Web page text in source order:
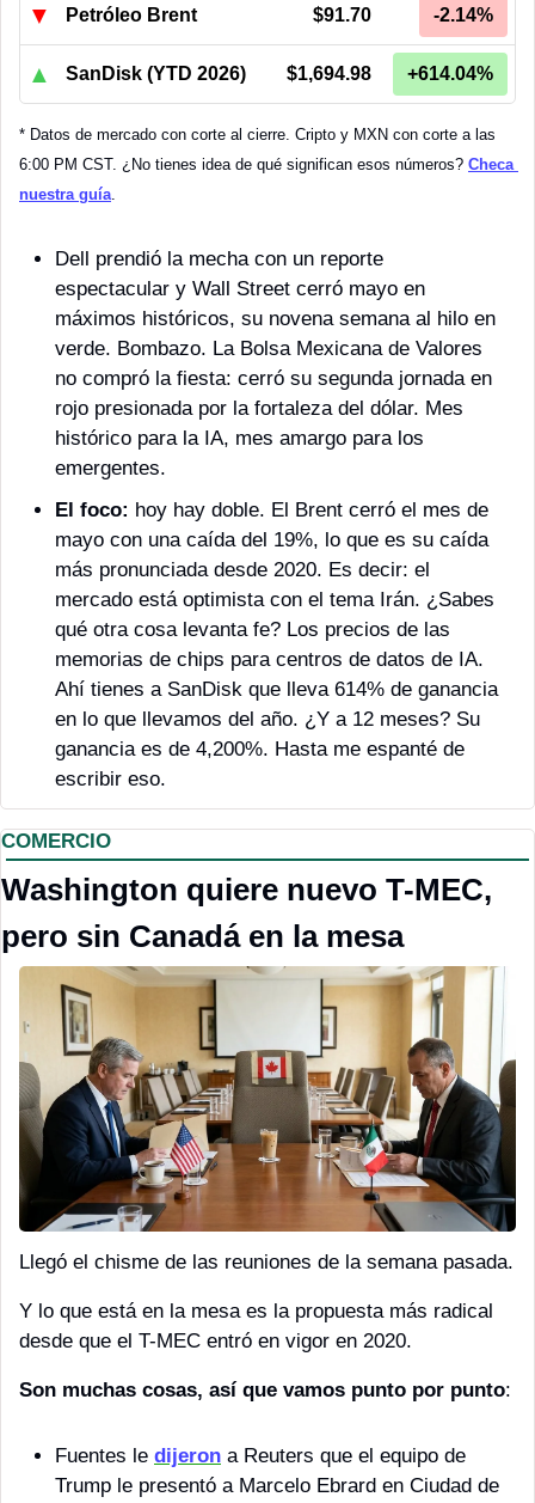
▼ Petróleo Brent $91.70 -2.14%
▲ SanDisk (YTD 2026) $1,694.98 +614.04%
* Datos de mercado con corte al cierre. Cripto y MXN con corte a las
6:00 PM CST. ¿No tienes idea de qué significan esos números? Checa
nuestra guía
Dell prendió la mecha con un reporte
espectacular y Wall Street cerró mayo en
máximos históricos, su novena semana al hilo en
verde. Bombazo. La Bolsa Mexicana de Valores
no compró la fiesta: cerró su segunda jornada en
rojo presionada por la fortaleza del dólar. Mes
histórico para la IA, mes amargo para los
emergentes.
El foco: hoy hay doble. El Brent cerró el mes de
mayo con una caída del 19%, lo que es su caída
más pronunciada desde 2020. Es decir: el
mercado está optimista con el tema Irán. ¿Sabes
qué otra cosa levanta fe? Los precios de las
memorias de chips para centros de datos de IA.
Ahí tienes a SanDisk que lleva 614% de ganancia
en lo que llevamos del año. ¿Y a 12 meses? Su
ganancia es de 4,200%. Hasta me espanté de
escribir eso.
COMERCIO
Washington quiere nuevo T-MEC,
pero sin Canadá en la mesa
Y lo que está en la mesa es la propuesta más radical
desde que el T-MEC entró en vigor en 2020.
Son muchas cosas, así que vamos punto por punto:
Fuentes le dijeron a Reuters que el equipo de
Trump le presentó a Marcelo Ebrard en Ciudad de